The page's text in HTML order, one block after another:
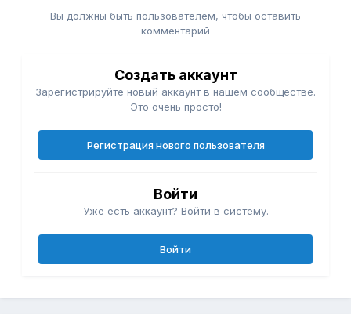
Вы должны быть пользователем, чтобы оставить
комментарий
Создать аккаунт
Зарегистрируйте новый аккаунт в нашем сообществе.
Это очень просто!
Регистрация нового пользователя
Войти
Уже есть аккаунт? Войти в систему.
Войти